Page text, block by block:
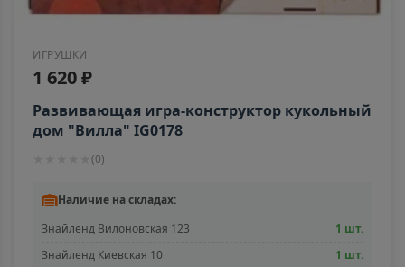
ИГРУШКИ
1 620 ₽
Развивающая игра-конструктор кукольный
дом "Вилла" IG0178
(0)
Наличие на складах:
Знайленд Вилоновская 123
1 шт.
Знайленд Киевская 10
1 шт.